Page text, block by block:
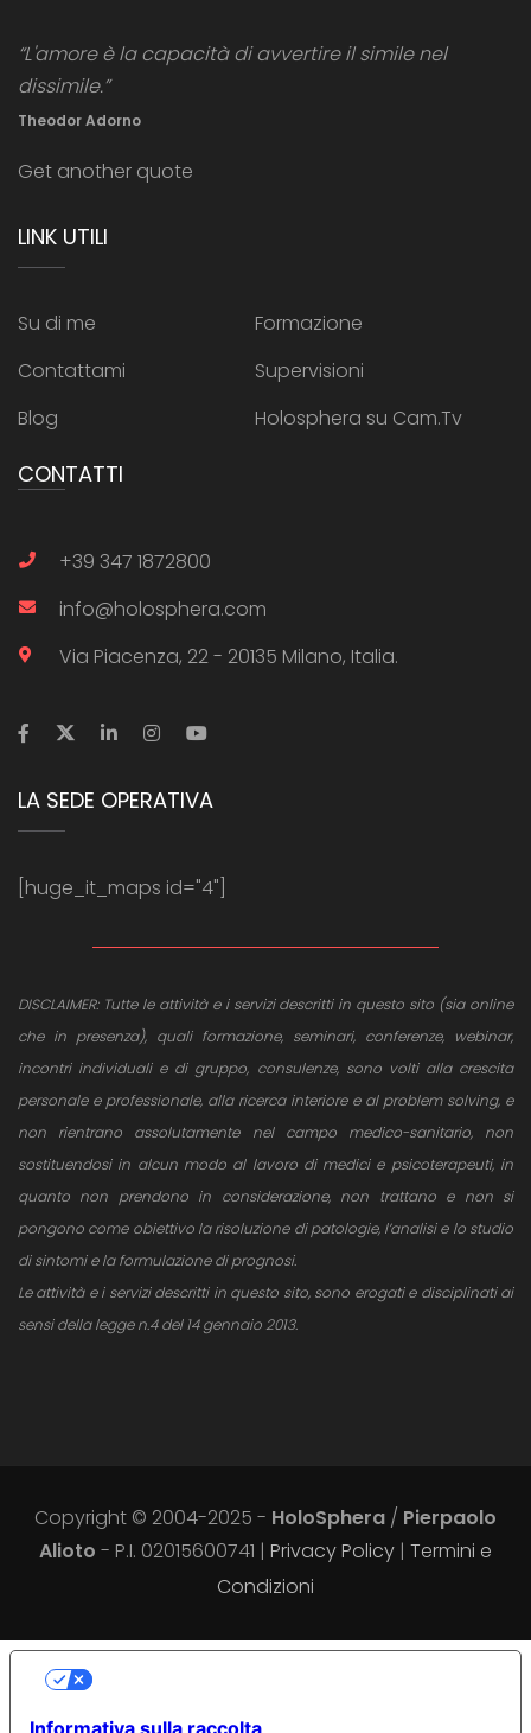
“L'amore è la capacità di avvertire il simile nel
dissimile.”
Theodor Adorno
Get another quote
LINK UTILI
Su di me
Formazione
Contattami
Supervisioni
Blog
Holosphera su Cam.Tv
CONTATTI
+39 347 1872800
info@holosphera.com
Via Piacenza, 22 - 20135 Milano, Italia.
LA SEDE OPERATIVA
[huge_it_maps id="4"]
DISCLAIMER: Tutte le attività e i servizi descritti in questo sito (sia online
che in presenza), quali formazione, seminari, conferenze, webinar,
incontri individuali e di gruppo, consulenze, sono volti alla crescita
personale e professionale, alla ricerca interiore e al problem solving, e
non rientrano assolutamente nel campo medico-sanitario, non
sostituendosi in alcun modo al lavoro di medici e psicoterapeuti, in
quanto non prendono in considerazione, non trattano e non si
pongono come obiettivo la risoluzione di patologie, l’analisi e lo studio
di sintomi e la formulazione di prognosi.
Le attività e i servizi descritti in questo sito, sono erogati e disciplinati ai
sensi della legge n.4 del 14 gennaio 2013.
Copyright © 2004-2025 - HoloSphera / Pierpaolo
Alioto - P.I. 02015600741 | Privacy Policy | Termini e
Condizioni
Informativa sulla raccolta